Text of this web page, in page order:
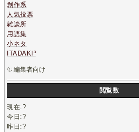
創作系
人気投票
雑談所
用語集
小ネタ
ITADAKI³
編集者向け
閲覧数
現在:?
今日:?
昨日:?